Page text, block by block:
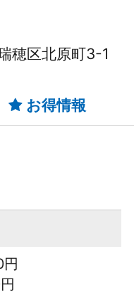
穂区北原町3-1
お得情報